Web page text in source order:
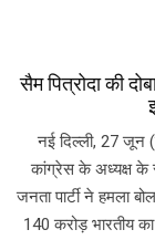
सैम पित्रोदा की
नई दिल्ली, 27 जून
कांग्रेस के अध्यक्ष के
जनता पार्टी ने हमला
140 करोड़ भारतीय